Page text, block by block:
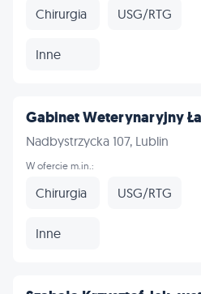
Chirurgia USG/RTG
Inne
Gabinet Weterynaryjny
Nadbystrzycka 107, Lublin
W ofercie m.in.:
Chirurgia USG/RTG
Inne